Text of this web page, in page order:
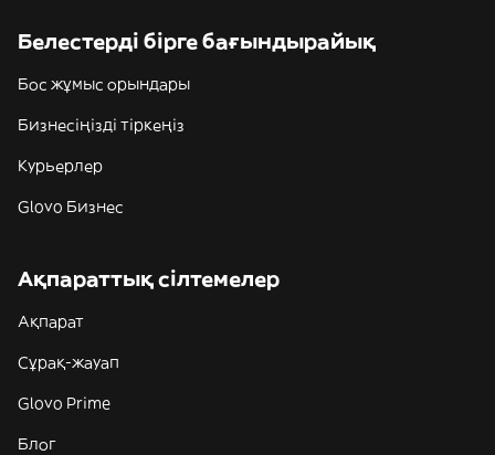
Белестерді бірге бағындырайық
Бос жұмыс орындары
Бизнесіңізді тіркеңіз
Курьерлер
Glovo Бизнес
Ақпараттық сілтемелер
Ақпарат
Сұрақ-жауап
Glovo Prime
Блог